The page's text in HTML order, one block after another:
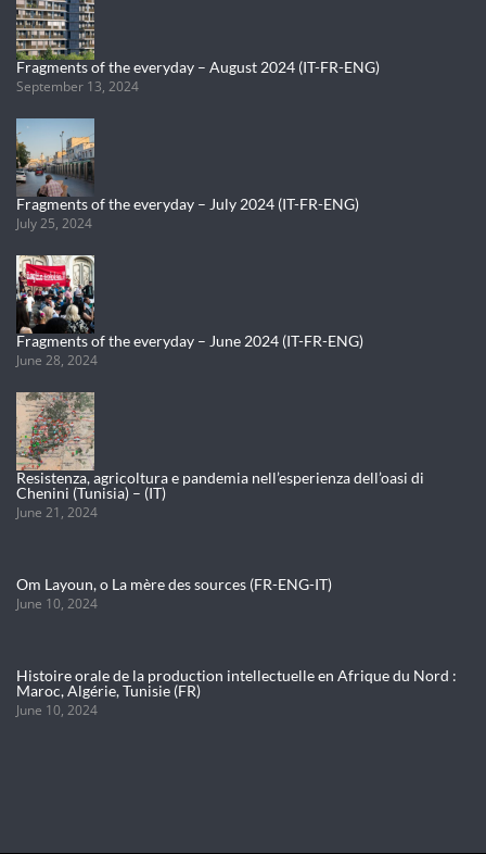
Fragments of the everyday – August 2024 (IT-FR-ENG)
September 13, 2024
Fragments of the everyday – July 2024 (IT-FR-ENG)
July 25, 2024
Fragments of the everyday – June 2024 (IT-FR-ENG)
June 28, 2024
Resistenza, agricoltura e pandemia nell’esperienza dell’oasi di
Chenini (Tunisia) – (IT)
June 21, 2024
Om Layoun, o La mère des sources (FR-ENG-IT)
June 10, 2024
Histoire orale de la production intellectuelle en Afrique du Nord :
Maroc, Algérie, Tunisie (FR)
June 10, 2024